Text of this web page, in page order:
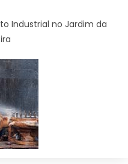
Industrial no Jardim da